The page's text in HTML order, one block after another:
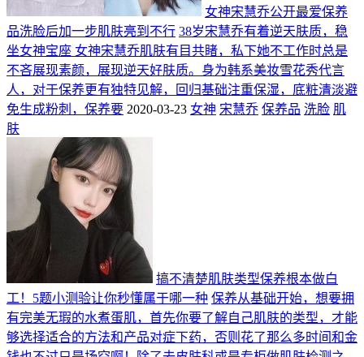
女神宋慧乔公开最爱保养
品洗脸后加一步肌肤亮到不行 38岁宋慧乔有着逆天肤质，稳
坐女神宝座 女神宋慧乔肌肤有目共睹，私下她不工作时总是
不吝展现素颜，展现逆天好肤质。身为韩系美妆雪花秀代言
人，对于保养更有独特见解，回归基础注重保湿，底粧清淡避
免生成粉刺，保养要 2020-03-23 女神 宋慧乔 保养品 洗脸 肌
肤
搞不清楚肌肤类型保养根本做白
工！5题小测验让你秒懂属于哪一种 保养从基础开始，想要拥
有完美无瑕的水煮蛋肌，首先你要了解自己肌肤的类型，才能
够选择适合的方法和产品对症下药，否则花了那么多时间和金